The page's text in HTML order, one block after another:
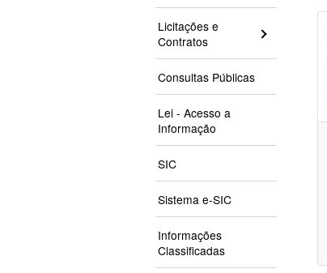
Licitações e
Contratos
Consultas Públicas
Lei - Acesso a
Informação
SIC
Sistema e-SIC
Informações
Classificadas